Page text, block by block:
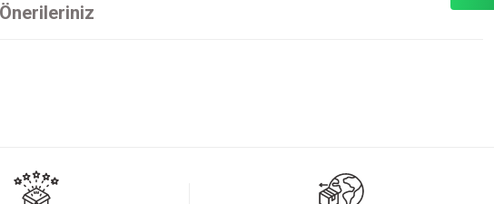
Önerileriniz